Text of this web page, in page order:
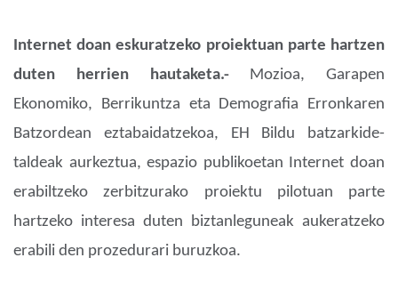
Internet doan eskuratzeko proiektuan parte hartzen
duten herrien hautaketa.- Mozioa, Garapen
Ekonomiko, Berrikuntza eta Demografia Erronkaren
Batzordean eztabaidatzekoa, EH Bildu batzarkide-
taldeak aurkeztua, espazio publikoetan Internet doan
erabiltzeko zerbitzurako proiektu pilotuan parte
hartzeko interesa duten biztanleguneak aukeratzeko
erabili den prozedurari buruzkoa.